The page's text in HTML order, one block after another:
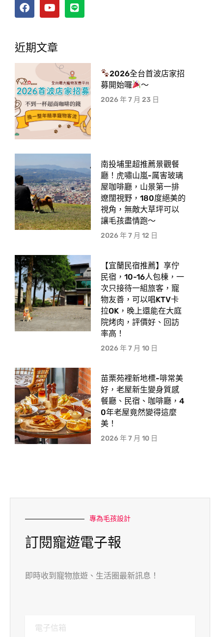
近期文章
2026全台首波店家招
募開始囉
～
2026 年 7 月 23 日
南投埔里超推薦景觀餐
廳！虎嘯山嵐-厲害玻璃
屋咖啡廳，山景第一排
遼闊視野，180度絕美的
視角，無敵大草坪可以
讓毛孩盡情跑〜
2026 年 7 月 12 日
【宜蘭民宿推薦】享佇
民宿，10-16人包棟，一
次只接待一組旅客，寵
物友善，可以唱KTV卡
拉OK，晚上還能在大庭
院烤肉，評價好、回訪
率高！
2026 年 7 月 10 日
苗栗苑裡新地標-啡常美
好，老屋新生變身質感
餐廳、民宿、咖啡廳，4
0年老屋竟然變得這麼
美！
2026 年 7 月 10 日
專為毛孩設計
訂閱寵遊電子報
即時收到寵物旅遊、生活圈最新訊息！